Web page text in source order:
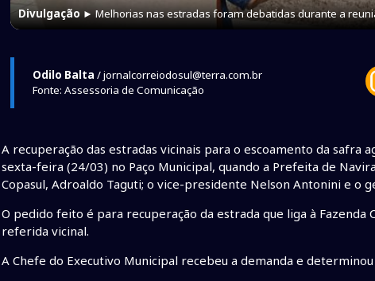
Divulgação► Melhorias nas estradas foram debatidas durante a
Odilo Balta / jornalcorreiodosul@terra.com.br
Fonte: Assessoria de Comunicação
A recuperação das estradas vicinais para o escoamento da safra
sexta-feira (24/03) no Paço Municipal, quando a Prefeita de
Copasul, Adroaldo Taguti; o vice-presidente Nelson Antonini e o
O pedido feito é para recuperação da estrada que liga à Fazenda
referida vicinal.
A Chefe do Executivo Municipal recebeu a demanda e